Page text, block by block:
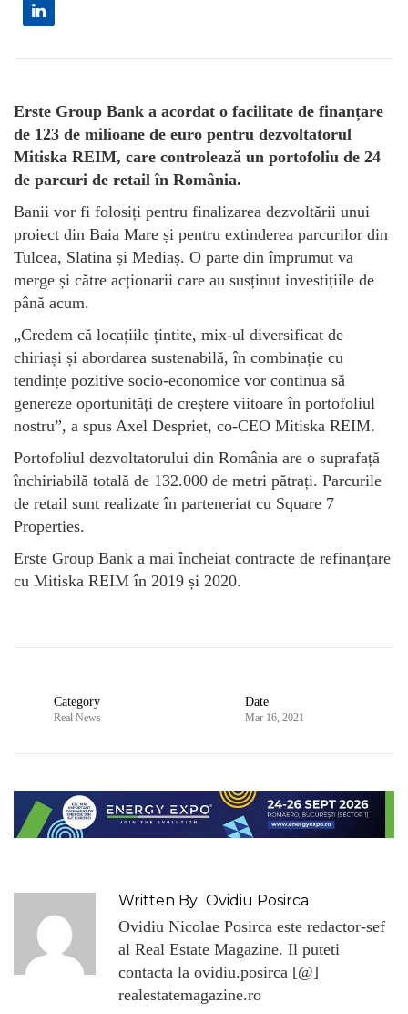
Erste Group Bank a acordat o facilitate de finanțare
de 123 de milioane de euro pentru dezvoltatorul
Mitiska REIM, care controlează un portofoliu de 24
de parcuri de retail în România.
Banii vor fi folosiți pentru finalizarea dezvoltării unui
proiect din Baia Mare și pentru extinderea parcurilor din
Tulcea, Slatina și Mediaș. O parte din împrumut va
merge și către acționarii care au susținut investițiile de
până acum.
„Credem că locațiile țintite, mix-ul diversificat de
chiriași și abordarea sustenabilă, în combinație cu
tendințe pozitive socio-economice vor continua să
genereze oportunități de creștere viitoare în portofoliul
nostru”, a spus Axel Despriet, co-CEO Mitiska REIM.
Portofoliul dezvoltatorului din România are o suprafață
închiriabilă totală de 132.000 de metri pătrați. Parcurile
de retail sunt realizate în parteneriat cu Square 7
Properties.
Erste Group Bank a mai încheiat contracte de refinanțare
cu Mitiska REIM în 2019 și 2020.
Category
Real News
Date
Mar 16, 2021
Written By Ovidiu Posirca
Ovidiu Nicolae Posirca este redactor-sef
al Real Estate Magazine. Il puteti
contacta la ovidiu.posirca [@]
realestatemagazine.ro